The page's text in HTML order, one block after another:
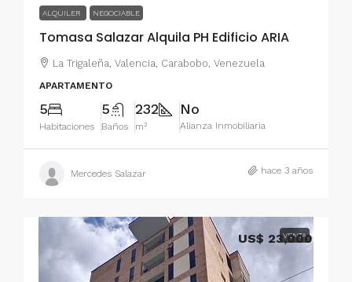
ALQUILER NEGOCIABLE
Tomasa Salazar Alquila PH Edificio ARIA
La Trigaleña, Valencia, Carabobo, Venezuela
APARTAMENTO
5
Habitaciones
5
Baños
232
m²
No
Alianza Inmobiliaria
Mercedes Salazar hace 3 años
VENTA
US$ 23,000